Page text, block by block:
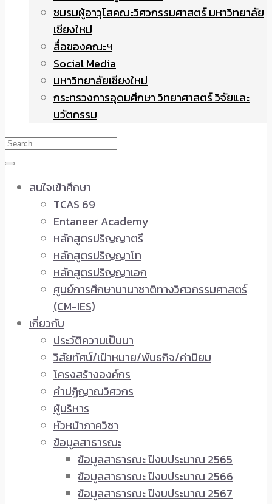
ชมรมผู้อาวุโสคณะวิศวกรรมศาสตร์ มหาวิทยาลัย
เชียงใหม่
สื่อของคณะฯ
Social Media
มหาวิทยาลัยเชียงใหม่
กระทรวงการอุดมศึกษา วิทยาศาสตร์ วิจัยและ
นวัตกรรม
สนใจเข้าศึกษา
TCAS 69
Entaneer Academy
หลักสูตรปริญญาตรี
หลักสูตรปริญญาโท
หลักสูตรปริญญาเอก
ศูนย์การศึกษานานาชาติทางวิศวกรรมศาสตร์
(CM-IES)
เกี่ยวกับ
ประวัติความเป็นมา
วิสัยทัศน์/เป้าหมาย/พันธกิจ/ค่านิยม
โครงสร้างองค์กร
คำปฏิญาณวิศวกร
ผู้บริหาร
หัวหน้าภาควิชา
ข้อมูลสาธารณะ
ข้อมูลสาธารณะ ปีงบประมาณ 2565
ข้อมูลสาธารณะ ปีงบประมาณ 2566
ข้อมูลสาธารณะ ปีงบประมาณ 2567